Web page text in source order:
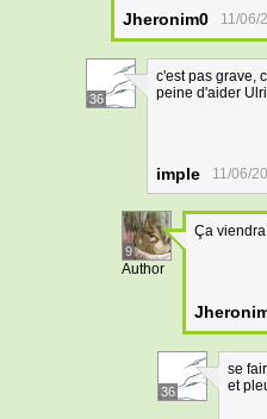
Jheronim0 11/06/
36
c'est pas grave,
peine d'aider
imple 11/06/
9
Author
Ça
36
se
et